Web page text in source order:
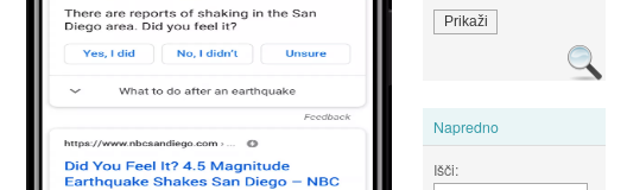
Napredno
Išči: